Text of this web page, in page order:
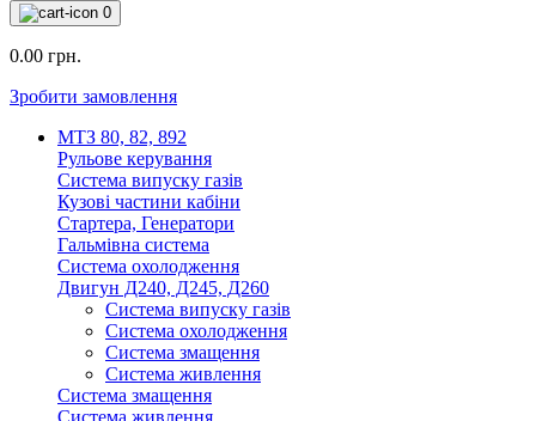
0
0.00 грн.
Зробити замовлення
МТЗ 80, 82, 892
Рульове керування
Система випуску газів
Кузові частини кабіни
Стартера, Генератори
Гальмівна система
Система охолодження
Двигун Д240, Д245, Д260
Система випуску газів
Система охолодження
Система змащення
Система живлення
Система змащення
Система живлення